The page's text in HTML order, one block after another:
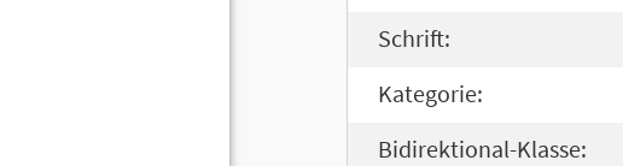
Schrift:
Kategorie:
Bidirektional-Klasse: